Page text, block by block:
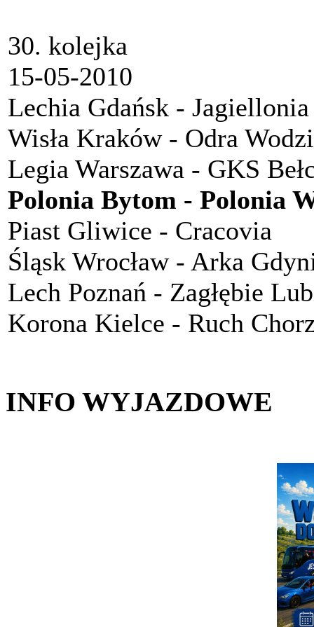
30. kolejka
15-05-2010
Lechia Gdańsk -
Wisła Kraków - Odra
Legia Warszawa - GKS
Polonia Bytom - Polonia
Piast Gliwice - Cracovia
Śląsk Wrocław - Arka
Lech Poznań - Zagłębie
Korona Kielce - Ruch
INFO WYJAZDOWE